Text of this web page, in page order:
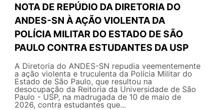
NOTA DE REPÚDIO DA DIRETORIA DO
ANDES-SN À AÇÃO VIOLENTA DA
POLÍCIA MILITAR DO ESTADO DE SÃO
PAULO CONTRA ESTUDANTES DA USP
A Diretoria do ANDES-SN repudia veementemente
a ação violenta e truculenta da Polícia Militar do
Estado de São Paulo, que resultou na
desocupação da Reitoria da Universidade de São
Paulo - USP, na madrugada de 10 de maio de
2026, contra estudantes que...